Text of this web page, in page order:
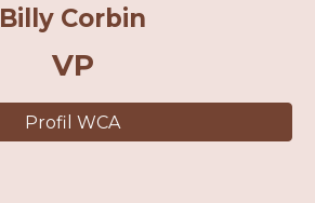
Billy Corbin
VP
Profil WCA